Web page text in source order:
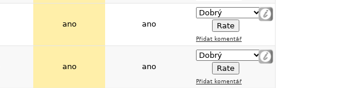
ano ano
Přidat komentář
ano ano
Přidat komentář